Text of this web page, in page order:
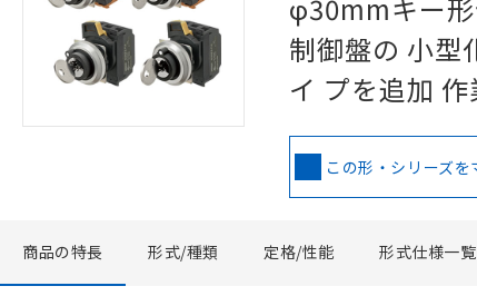
φ30mmキー
制御盤の 小型
イ プを追加
この形・シリーズ
商品の特長 形式/種類 定格/性能 形式仕様一覧